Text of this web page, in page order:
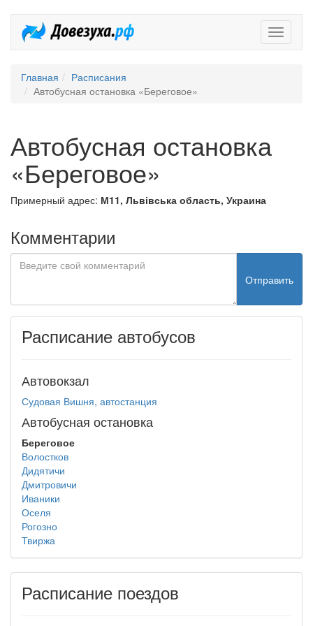
Главная
Расписания
Автобусная остановка «Береговое»
Автобусная остановка
«Береговое»
Примерный адрес: М11, Львівська область, Украина
Комментарии
Отправить
Расписание автобусов
Автовокзал
Судовая Вишня, автостанция
Автобусная остановка
Береговое
Волостков
Дидятичи
Дмитровичи
Иваники
Оселя
Рогозно
Твиржа
Расписание поездов